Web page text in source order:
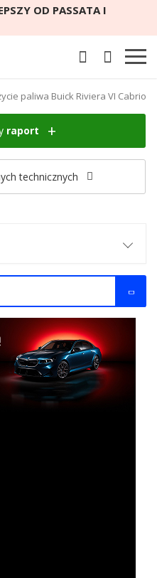
OD PASSATA I
paliwa Buick Riviera VI Cabrio
raport
technicznych